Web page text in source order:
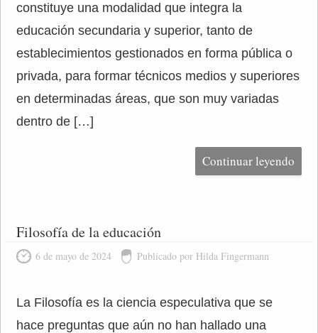
constituye una modalidad que integra la
educación secundaria y superior, tanto de
establecimientos gestionados en forma pública o
privada, para formar técnicos medios y superiores
en determinadas áreas, que son muy variadas
dentro de […]
Continuar leyendo
Filosofía de la educación
6 de mayo de 2024 Publicado por Hilda Fingermann
La Filosofía es la ciencia especulativa que se
hace preguntas que aún no han hallado una